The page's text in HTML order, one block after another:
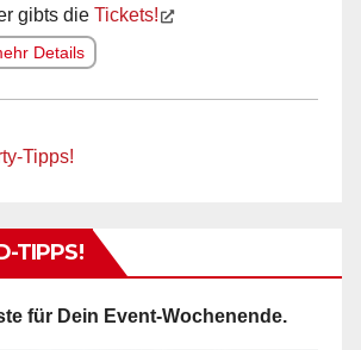
gibts die Tickets!
Details
Tipps!
TIPPS!
für Dein Event-Wochenende.